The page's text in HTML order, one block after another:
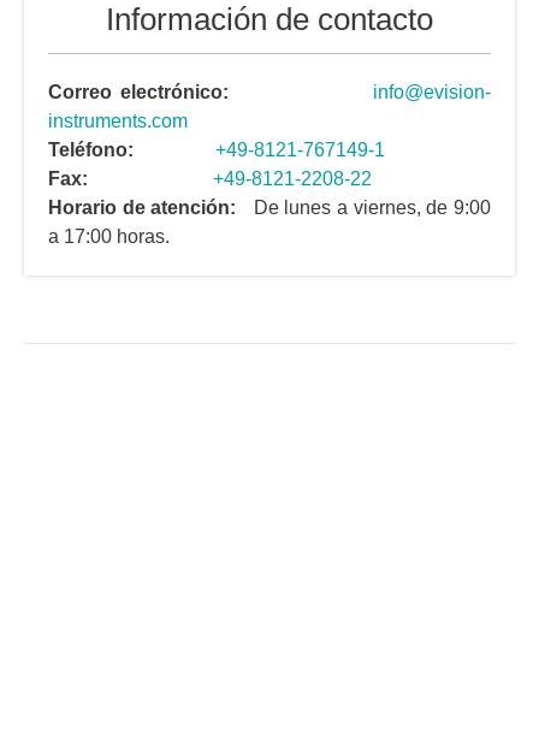
Información de contacto
Correo electrónico:
info@evision-
instruments.com
Teléfono:
+49-8121-767149-1
Fax: +49-8121-2208-22
Horario de atención:
De lunes a viernes, de 9:00
a 17:00 horas.